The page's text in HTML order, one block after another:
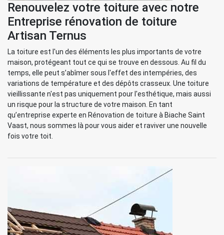
Renouvelez votre toiture avec notre
Entreprise rénovation de toiture
Artisan Ternus
La toiture est l'un des éléments les plus importants de votre
maison, protégeant tout ce qui se trouve en dessous. Au fil du
temps, elle peut s’abîmer sous l'effet des intempéries, des
variations de température et des dépôts crasseux. Une toiture
vieillissante n'est pas uniquement pour l'esthétique, mais aussi
un risque pour la structure de votre maison. En tant
qu’entreprise experte en Rénovation de toiture à Biache Saint
Vaast, nous sommes là pour vous aider et raviver une nouvelle
fois votre toit.